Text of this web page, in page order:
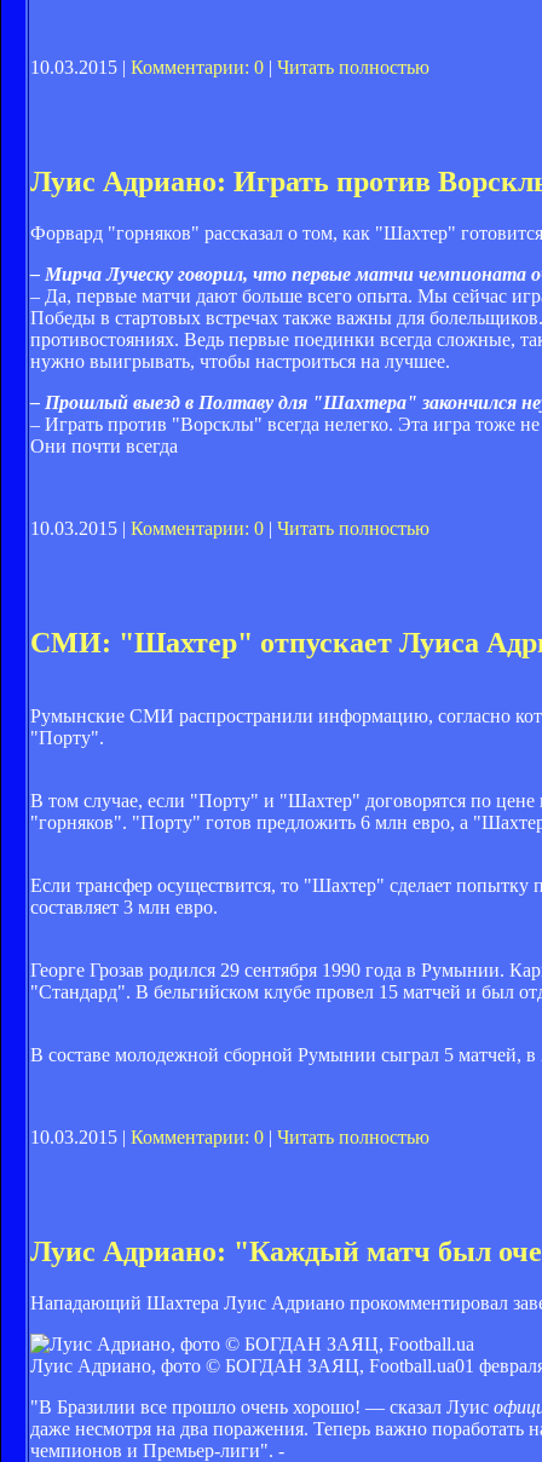
10.03.2015 | Комментарии: 0 | Читать полностью
Луис Адриано: Играть против
Форвард "горняков" рассказал о том, как "Шахтер"
– Мирча Луческу говорил, что первые матчи чемпионата
– Да, первые матчи дают больше всего опыта. Мы сейчас
Победы в стартовых встречах также важны для
противостояниях. Ведь первые поединки всегда сложные,
нужно выигрывать, чтобы настроиться на лучшее.
– Прошлый выезд в Полтаву для "Шахтера" закончился
– Играть против "Ворсклы" всегда нелегко. Эта игра тоже
Они почти всегда
10.03.2015 | Комментарии: 0 | Читать полностью
СМИ: "Шахтер" отпускает Луиса
Румынские СМИ распространили информацию, согласно
"Порту".
В том случае, если "Порту" и "Шахтер" договорятся по цене
"горняков". "Порту" готов предложить 6 млн евро, а
Если трансфер осуществится, то "Шахтер" сделает
составляет 3 млн евро.
Георге Грозав родился 29 сентября 1990 года в Румынии.
"Стандард". В бельгийском клубе провел 15 матчей и был
В составе молодежной сборной Румынии сыграл 5 матчей,
10.03.2015 | Комментарии: 0 | Читать полностью
Луис Адриано: "Каждый матч был
Нападающий Шахтера Луис Адриано прокомментировал
Луис Адриано, фото © БОГДАН ЗАЯЦ, Football.ua01
"В Бразилии все прошло очень хорошо! — сказал Луис
даже несмотря на два поражения. Теперь важно
чемпионов и Премьер-лиги". -